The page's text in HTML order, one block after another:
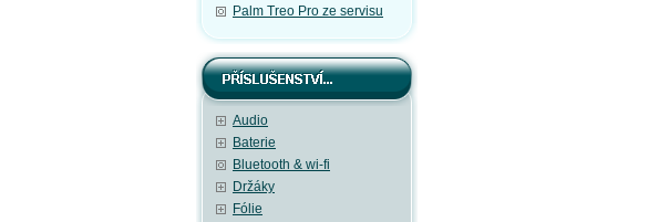
Palm Treo Pro ze servisu
Audio
Baterie
Bluetooth & wi-fi
Držáky
Fólie